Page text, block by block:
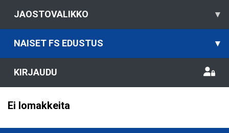
JAOSTOVALIKKO ▾
NAISET FS EDUSTUS ▾
KIRJAUDU
Ei lomakkeita